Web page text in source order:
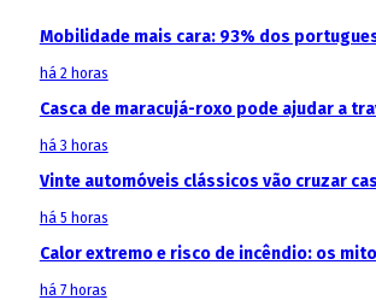
Mobilidade mais cara: 93% dos
há 2 horas
Casca de maracujá-roxo pode ajudar a
há 3 horas
Vinte automóveis clássicos vão cruzar
há 5 horas
Calor extremo e risco de incêndio: os
há 7 horas